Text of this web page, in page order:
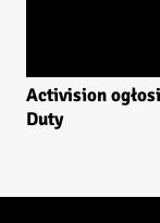
Activision
Duty